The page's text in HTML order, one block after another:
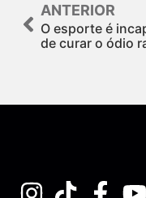
ANTERIOR
O esporte é
de curar o ódio